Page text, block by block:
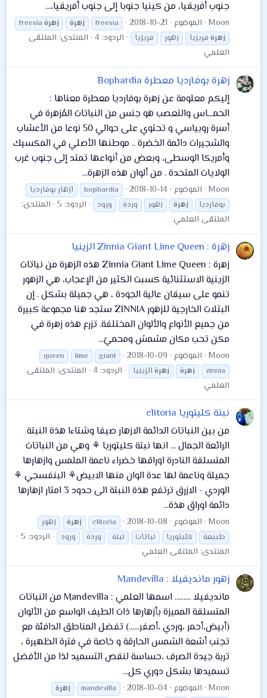
جنوب أفريقيا، من كينيا جنوبا إلى جنوب أفريقيا،...
Moon الموضوع 2018-10-21
freesia زهرة زهرة
زهرة فريزيا زهور فريزيا الردود: 4 المنتدى: الملتقى
العلمي
زهرة بوفارديا معطرة Bophardia
إليكم معلومة عن زهرة بوفارديا معطرة معناها :
الحمـــاس والتعصب هو جنس من النباتات المُزهرة في
أسرة روبياسي و تحتوي على حوالي 50 نوعا من الأعشاب
والشجيرات دائمة الخضرة .. موطنها الأصلي في المكسيك
وأمريكا الوسطى، وبعض من أنواعها تمتد إلى جنوب غرب
الولايات المتحدة . من ألوان هذه الزهرة...
Moon الموضوع 2018-10-14
bophardia
ازهار بوفارديا
بوفارديا
زهرة زهور وردة ورود الردود: 5
المنتدى:
الملتقى العلمي
زهرة : Zinnia Giant Lime Queen الزينيا
زهرة : Zinnia Giant Lime Queen هذه الزهرة من نباتات
الزينية الاستثنائية كسبت الكثير من الإعجاب، هي الزهور
تنمو على سيقان عالية الجودة ، هي جميلة بشكل . إن
البتلات الخارجية للزهور ZINNIA ستجد هنا مجموعة كبيرة
من جميع الأنواع والألوان المختلفة. تزرع هذه زهرة في
مكن تحب مكان مشمسً ومحميً...
Moon الموضوع 2018-10-09
giant
lime
queen
zinnia
زهرة زهرة الزينيا الردود: 4 المنتدى: الملتقى
العلمي
نبتة كليتوريا clitoria
من بين النباتات الدائمة الازهار صيفا وشتاءا هذة النبتة
الرائعة الجمال ... انها نبتة كليتوريا ⚘ وهي من النباتات
المتسلقة النادرة اوراقها خضراء ناعمة الملمس وازهارها
جميلة وناعمة لها عدة الوان منها الابيض⚘ البنفسجي ⚘
الوردي - الازرق ترتفع هذة النبتة الى حدود 3 امتار ازهارها
دائمة اوراق هذة...
Moon الموضوع 2018-10-08
clitoria زهرة
زهور
طبيعة
كليتوريا نباتات نبتة وردة ورود
الردود: 5
المنتدى: الملتقى العلمي
زهور مانديفيلا : Mandevilla
مانديفيلا ......... اسمها العلمي : Mandevilla من النباتات
المتسلقة المميزة بأزهارها ذات الطيف الواسع من الألوان
(أبيض،أحمر ،وردي ،أصفر......) تفضل المناطق الدافئة مع
تجنب أشعة الشمس الحارقة و خاصة في فترة الظهيرة ،
تربة جيدة الصرف ،حساسة لنقص التسميد لذا من الأفضل
تسميدها بشكل دوري كل...
Moon الموضوع 2018-10-04
mandevilla
زهرة